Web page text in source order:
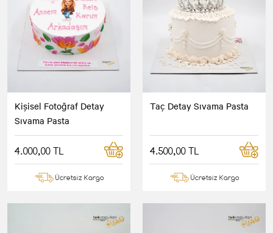
Kişisel Fotoğraf Detay
Sıvama Pasta
4.000,00 TL
Ücretsiz Kargo
Taç Detay Sıvama Pasta
4.500,00 TL
Ücretsiz Kargo